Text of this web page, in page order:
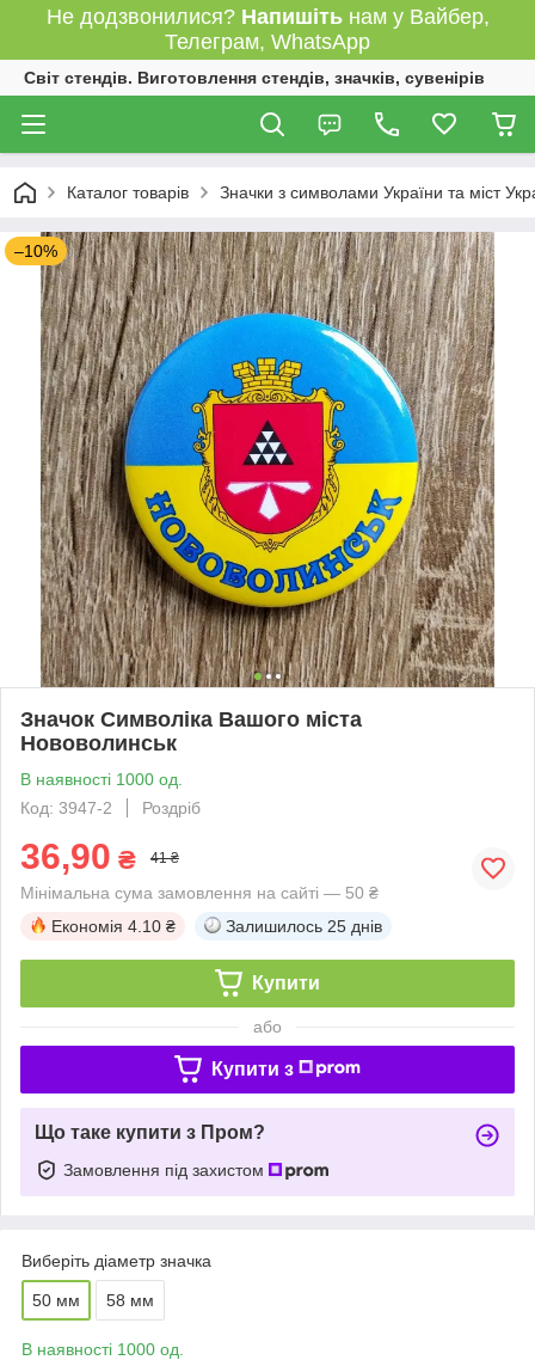
Не додзвонилися? Напишітьнам у Вайбер,
Телеграм, WhatsApp
Світ стендів. Виготовлення стендів, значків, сувенірів
Каталог товарів Значки з символами України та міст
–10%
Значок Символіка Вашого міста
Нововолинськ
В наявності 1000 од.
Код: 3947-2
Роздріб
36,90 ₴ 41 ₴
Мінімальна сума замовлення на сайті — 50 ₴
Економія 4.10 ₴ Залишилось 25 днів
Купити
або
Купити з
Що таке купити з Пром?
Замовлення під захистом
Виберіть діаметр значка
50 мм 58 мм
В наявності 1000 од.